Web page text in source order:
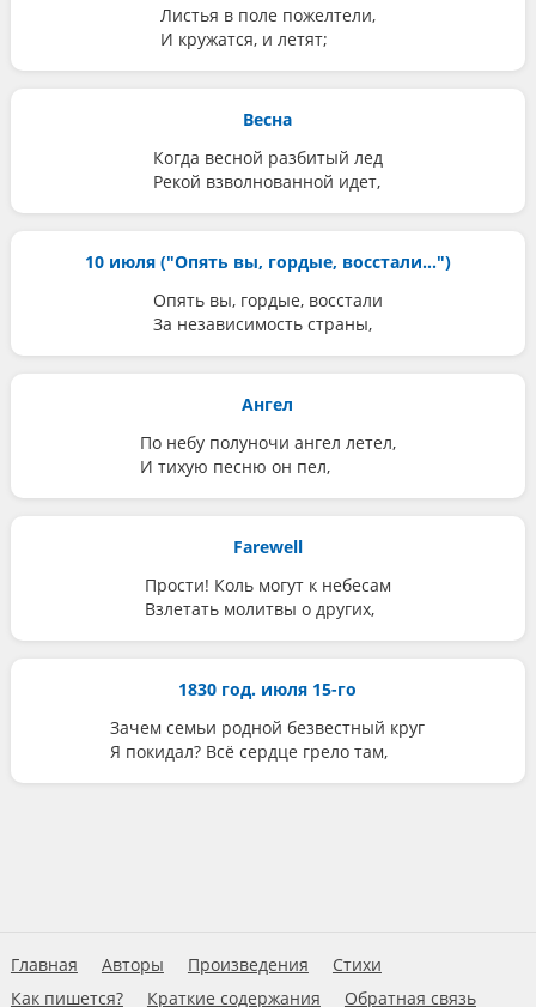
Листья в поле пожелтели,
И кружатся, и летят;
Весна
Когда весной разбитый лед
Рекой взволнованной идет,
10 июля ("Опять вы, гордые, восстали...")
Опять вы, гордые, восстали
За независимость страны,
Ангел
По небу полуночи ангел летел,
И тихую песню он пел,
Farewell
Прости! Коль могут к небесам
Взлетать молитвы о других,
1830 год. июля 15-го
Зачем семьи родной безвестный круг
Я покидал? Всё сердце грело там,
Главная Авторы Произведения
Стихи
Как пишется?
Краткие содержания Обратная связь